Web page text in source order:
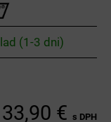
(1-3 dni)
33,90 € s DPH